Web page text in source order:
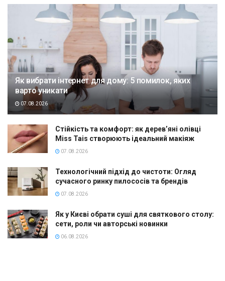
Як вибрати інтернет для дому: 5 помилок, яких
варто уникати
07.08.2026
Стійкість та комфорт: як дерев’яні олівці
Miss Tais створюють ідеальний макіяж
07.08.2026
Технологічний підхід до чистоти: Огляд
сучасного ринку пилососів та брендів
07.08.2026
Як у Києві обрати суші для святкового столу:
сети, роли чи авторські новинки
06.08.2026